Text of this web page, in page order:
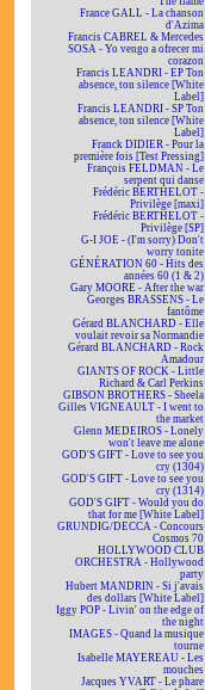
France GALL - La chanson
d'Azima
Francis CABREL & Mercedes
SOSA - Yo vengo a ofrecer mi
corazon
Francis LEANDRI - EP Ton
absence, ton silence [White
Label]
Francis LEANDRI - SP Ton
absence, ton silence [White
Label]
Franck DIDIER - Pour la
première fois [Test Pressing]
François FELDMAN - Le
serpent qui danse
Frédéric BERTHELOT -
Privilège [maxi]
Frédéric BERTHELOT -
Privilège [SP]
G-I JOE - (I'm sorry) Don't
worry tonite
GÉNÉRATION 60 - Hits des
années 60 (1 & 2)
Gary MOORE - After the war
Georges BRASSENS - Le
fantôme
Gérard BLANCHARD - Elle
voulait revoir sa Normandie
Gérard BLANCHARD - Rock
Amadour
GIANTS OF ROCK - Little
Richard & Carl Perkins
GIBSON BROTHERS - Sheela
Gilles VIGNEAULT - I went to
the market
Glenn MEDEIROS - Lonely
won't leave me alone
GOD'S GIFT - Love to see you
cry (1304)
GOD'S GIFT - Love to see you
cry (1314)
GOD'S GIFT - Would you do
that for me [White Label]
GRUNDIG/DECCA - Concours
Cosmos 70
HOLLYWOOD CLUB
ORCHESTRA - Hollywood
party
Hubert MANDRIN - Si j'avais
des dollars [White Label]
Iggy POP - Livin' on the edge of
the night
IMAGES - Quand la musique
tourne
Isabelle MAYEREAU - Les
mouches
Jacques YVART - Le phare